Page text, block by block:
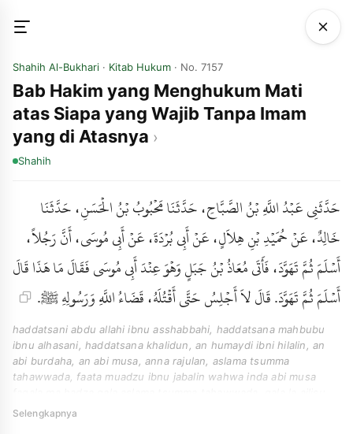
Shahih Al-Bukhari · Kitab Hukum · No. 7157
Bab Hakim yang Menghukum Mati
atas Siapa yang Wajib Tanpa Imam
yang di Atasnya
Shahih
حَدَّثَنِي عَبْدُ اللَّهِ بْنُ الصَّبَّاحِ، حَدَّثَنَا مَحْبُوبُ بْنُ الْحَسَنِ، حَدَّثَنَا
خَالِدٌ، عَنْ حُمَيْدِ بْنِ هِلاَلٍ، عَنْ أَبِي بُرْدَةَ، عَنْ أَبِي مُوسَى، أَنَّ رَجُلاً،
أَسْلَمَ ثُمَّ تَهَوَّدَ، فَأَتَى مُعَاذُ بْنُ جَبَلٍ وَهْوَ عِنْدَ أَبِي مُوسَى فَقَالَ مَا هَذَا قَالَ
أَسْلَمَ ثُمَّ تَهَوَّدَ. قَالَ لاَ أَجْلِسُ حَتَّى أَقْتُلَهُ، قَضَاءُ اللَّهِ وَرَسُولِهِ ﷺ.
haddatsani abdu allahi ibnu asshabbahi, haddatsana mahbubu
ibnu alhasani, haddatsana khalidun, an humaydi ibni hilalin, an
abi burdaha, an abi musa, anna rajulan, aslama tsumma
tahawwada, faata muadzu ibnu jabalin wahwa inda abi musa
hatta aqtulahu, qadhau allahi warasulihi.
Selengkapnya